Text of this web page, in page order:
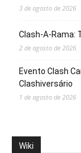
3 de agosto de 2026
Clash-A-Rama:
2 de agosto de 2026
Evento Clash
Clashiversário
1 de agosto de 2026
Wiki